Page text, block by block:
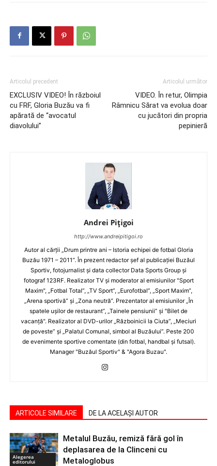
Articolul precedent
EXCLUSIV VIDEO! În războiul
cu FRF, Gloria Buzău va fi
apărată de “avocatul
diavolului”
Articolul următor
VIDEO. În retur, Olimpia
Râmnicu Sărat va evolua doar
cu jucători din propria
pepinieră
Andrei Pițigoi
http://www.andreipitigoi.ro
Autor al cărţii „Drum printre ani – Istoria echipei de fotbal Gloria
Buzău 1971 – 2011”. În prezent redactor şef al publicaţiei Buzăul
Sportiv, fotojurnalist şi data collector Data Sports Group şi
fotograf 123RF. Realizator TV şi moderator al emisiunilor "Sport
Maxim", „Fotbal Total”, „TV Sport”, „Eurofotbal”, „Sport Maxim”,
„Arena sportivă” şi „Zona neutră”. Prezentator al emisiunilor „În
spatele uşilor de restaurant”, „Tainele pensiunii” şi "Bilet de
vacanţă". Realizator al DVD-urilor „Războinicii la Ciuta”, „Meciuri
de poveste” şi „Palatul Comunal, simbol al Buzăului”. Peste 200
de evenimente sportive comentate (din fotbal, handbal şi futsal).
Manager "Buzăul Sportiv" & "Agora Buzau".
ARTICOLE SIMILARE DE LA ACELAȘI AUTOR
Alegerea
editorului
Metalul Buzău, remiză fără gol în
deplasarea de la Clinceni cu
Metaloglobus